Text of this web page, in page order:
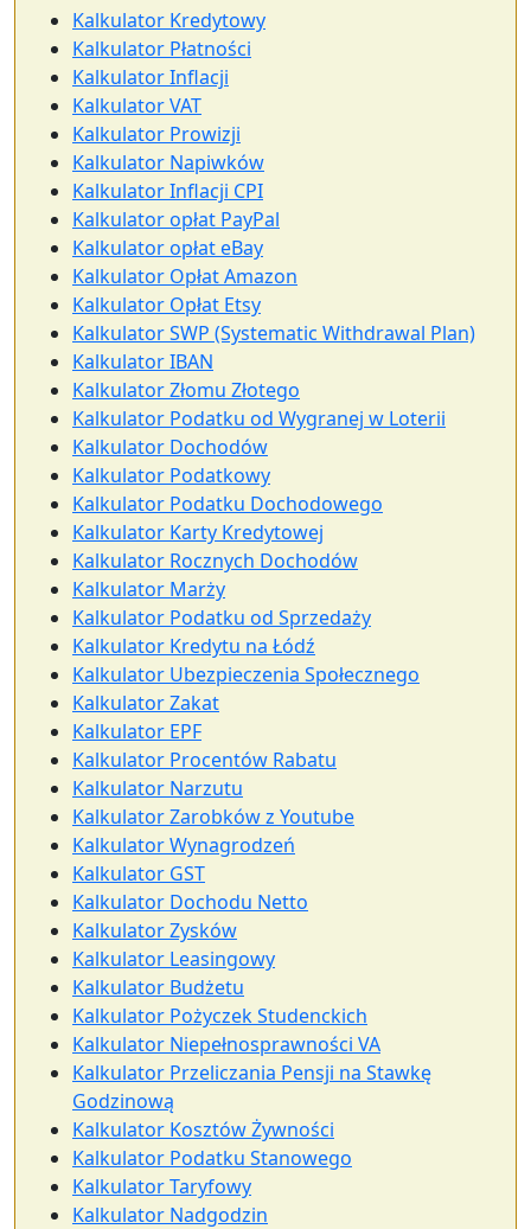
Kalkulator Kredytowy
Kalkulator Płatności
Kalkulator Inflacji
Kalkulator VAT
Kalkulator Prowizji
Kalkulator Napiwków
Kalkulator Inflacji CPI
Kalkulator opłat PayPal
Kalkulator opłat eBay
Kalkulator Opłat Amazon
Kalkulator Opłat Etsy
Kalkulator SWP (Systematic Withdrawal Plan)
Kalkulator IBAN
Kalkulator Złomu Złotego
Kalkulator Podatku od Wygranej w Loterii
Kalkulator Dochodów
Kalkulator Podatkowy
Kalkulator Podatku Dochodowego
Kalkulator Karty Kredytowej
Kalkulator Rocznych Dochodów
Kalkulator Marży
Kalkulator Podatku od Sprzedaży
Kalkulator Kredytu na Łódź
Kalkulator Ubezpieczenia Społecznego
Kalkulator Zakat
Kalkulator EPF
Kalkulator Procentów Rabatu
Kalkulator Narzutu
Kalkulator Zarobków z Youtube
Kalkulator Wynagrodzeń
Kalkulator GST
Kalkulator Dochodu Netto
Kalkulator Zysków
Kalkulator Leasingowy
Kalkulator Budżetu
Kalkulator Pożyczek Studenckich
Kalkulator Niepełnosprawności VA
Kalkulator Przeliczania Pensji na Stawkę
Godzinową
Kalkulator Kosztów Żywności
Kalkulator Podatku Stanowego
Kalkulator Taryfowy
Kalkulator Nadgodzin